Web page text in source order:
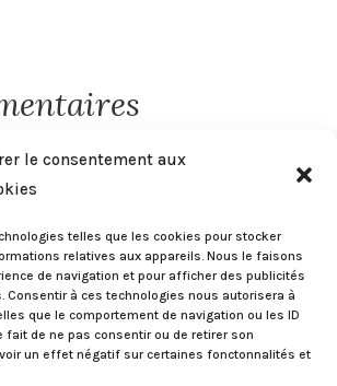
le consentement aux
telles que les cookies pour stocker
relatives aux appareils. Nous le faisons
de navigation et pour afficher des publicités
Consentir à ces technologies nous autorisera à
que le comportement de navigation ou les ID
fait de ne pas consentir ou de retirer son
un effet négatif sur certaines fonctonnalités et
pour cette recette détaillée et
!
Réponse
sur 06/01/2016 à 10:45